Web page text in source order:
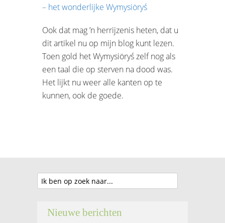
– het wonderlijke Wymysiöryś
Ook dat mag ’n herrijzenis heten, dat u
dit artikel nu op mijn blog kunt lezen.
Toen gold het Wymysiöryś zelf nog als
een taal die op sterven na dood was.
Het lijkt nu weer alle kanten op te
kunnen, ook de goede.
Nieuwe berichten